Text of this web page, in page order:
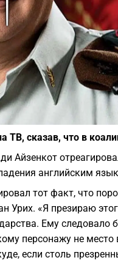
ТВ, сказав, что в
Айзенкот
английским
тот факт, что
Урих. «Я презираю
Ему следовало
персонажу не место
если столь